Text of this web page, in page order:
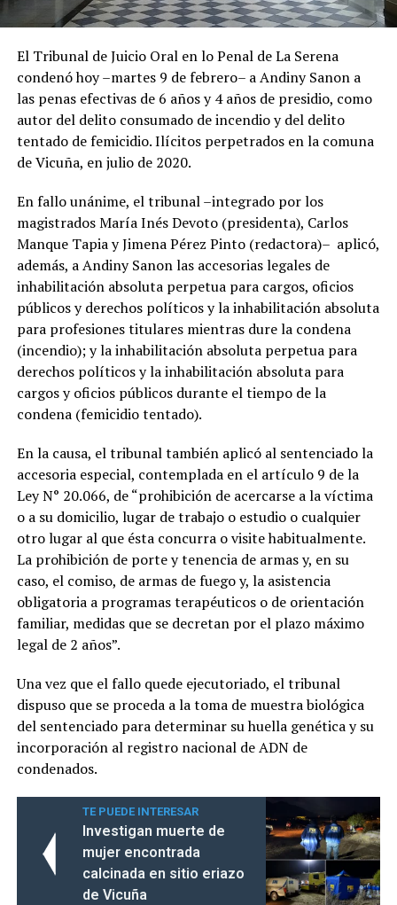
El Tribunal de Juicio Oral en lo Penal de La Serena
condenó hoy –martes 9 de febrero– a Andiny Sanon a
las penas efectivas de 6 años y 4 años de presidio, como
autor del delito consumado de incendio y del delito
tentado de femicidio. Ilícitos perpetrados en la comuna
de Vicuña, en julio de 2020.
En fallo unánime, el tribunal –integrado por los
magistrados María Inés Devoto (presidenta), Carlos
Manque Tapia y Jimena Pérez Pinto (redactora)– aplicó,
además, a Andiny Sanon las accesorias legales de
inhabilitación absoluta perpetua para cargos, oficios
públicos y derechos políticos y la inhabilitación absoluta
para profesiones titulares mientras dure la condena
(incendio); y la inhabilitación absoluta perpetua para
derechos políticos y la inhabilitación absoluta para
cargos y oficios públicos durante el tiempo de la
condena (femicidio tentado).
En la causa, el tribunal también aplicó al sentenciado la
accesoria especial, contemplada en el artículo 9 de la
Ley N° 20.066, de “prohibición de acercarse a la víctima
o a su domicilio, lugar de trabajo o estudio o cualquier
otro lugar al que ésta concurra o visite habitualmente.
La prohibición de porte y tenencia de armas y, en su
caso, el comiso, de armas de fuego y, la asistencia
obligatoria a programas terapéuticos o de orientación
familiar, medidas que se decretan por el plazo máximo
legal de 2 años”.
Una vez que el fallo quede ejecutoriado, el tribunal
dispuso que se proceda a la toma de muestra biológica
del sentenciado para determinar su huella genética y su
incorporación al registro nacional de ADN de
condenados.
TE PUEDE INTERESAR
Investigan muerte de
mujer encontrada
calcinada en sitio eriazo
de Vicuña